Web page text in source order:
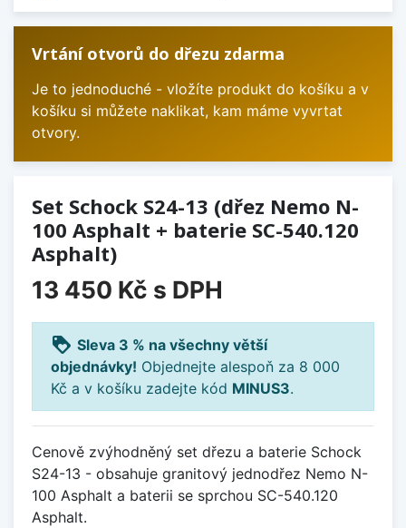
Vrtání otvorů do dřezu zdarma
Je to jednoduché - vložíte produkt do košíku a v
košíku si můžete naklikat, kam máme vyvrtat
otvory.
Set Schock S24-13 (dřez Nemo N-
100 Asphalt + baterie SC-540.120
Asphalt)
13 450 Kč s DPH
loyalty Sleva 3 % na všechny větší
objednávky! Objednejte alespoň za 8 000
Kč a v košíku zadejte kód MINUS3.
Cenově zvýhodněný set dřezu a baterie Schock
S24-13 - obsahuje granitový jednodřez Nemo N-
100 Asphalt a baterii se sprchou SC-540.120
Asphalt.